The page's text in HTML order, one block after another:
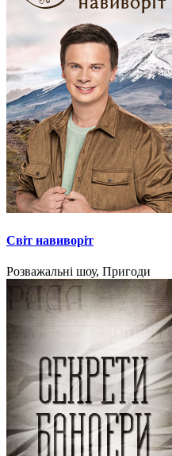
Світ навиворіт
Розважальні шоу, Пригоди